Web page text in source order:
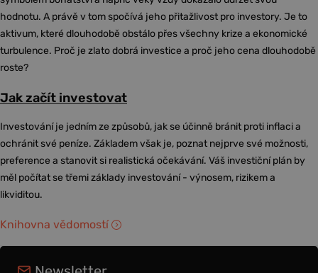
hodnotu. A právě v tom spočívá jeho přitažlivost pro investory. Je to
aktivum, které dlouhodobě obstálo přes všechny krize a ekonomické
turbulence. Proč je zlato dobrá investice a proč jeho cena dlouhodobě
roste?
Jak začít investovat
Investování je jedním ze způsobů, jak se účinně bránit proti inflaci a
ochránit své peníze. Základem však je, poznat nejprve své možnosti,
preference a stanovit si realistická očekávání. Váš investiční plán by
měl počítat se třemi základy investování - výnosem, rizikem a
likviditou.
Knihovna vědomostí